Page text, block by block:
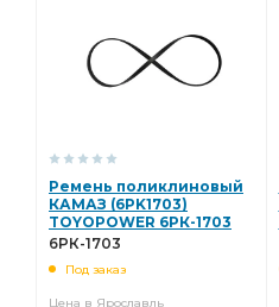
Ремень поликлиновый
КАМАЗ (6PK1703)
TOYOPOWER 6РК-1703
6РК-1703
Под заказ
Цена в Ярославль